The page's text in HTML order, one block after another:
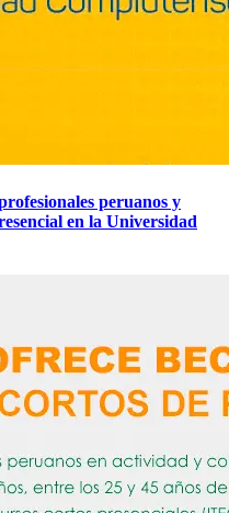
peruanos y
en la Universidad